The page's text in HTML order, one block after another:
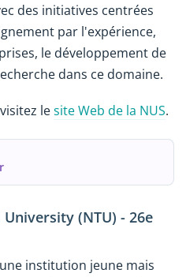
des initiatives centrées
par l'expérience,
le développement de
dans ce domaine.
lesite Web de la NUS.
(NTU) - 26e
institution jeune mais